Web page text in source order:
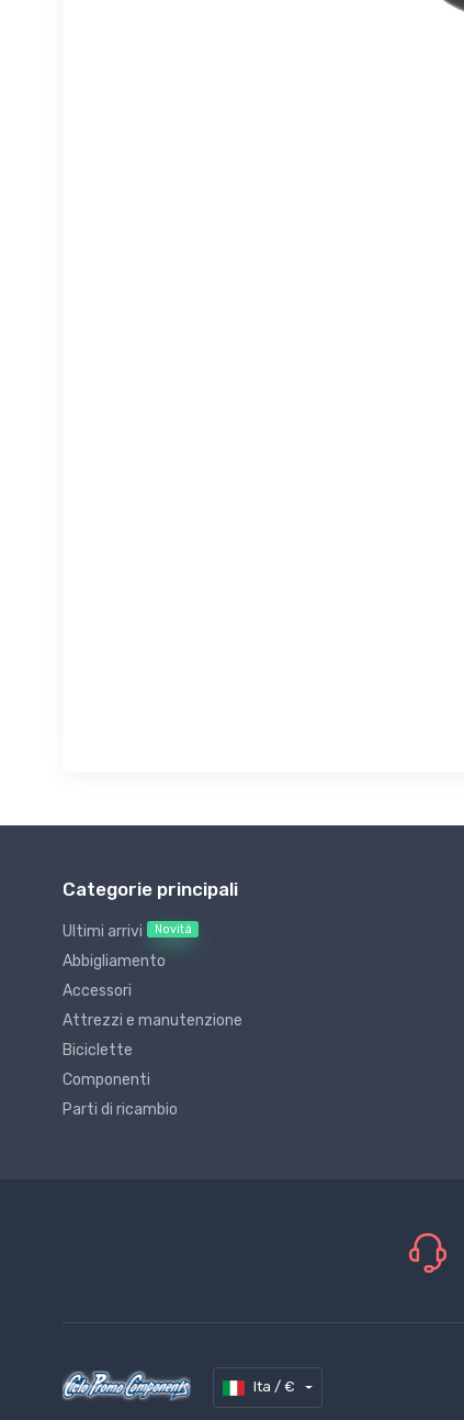
Categorie principali
Ultimi arrivi Novità
Abbigliamento
Accessori
Attrezzi e manutenzione
Biciclette
Componenti
Parti di ricambio
Ita / €